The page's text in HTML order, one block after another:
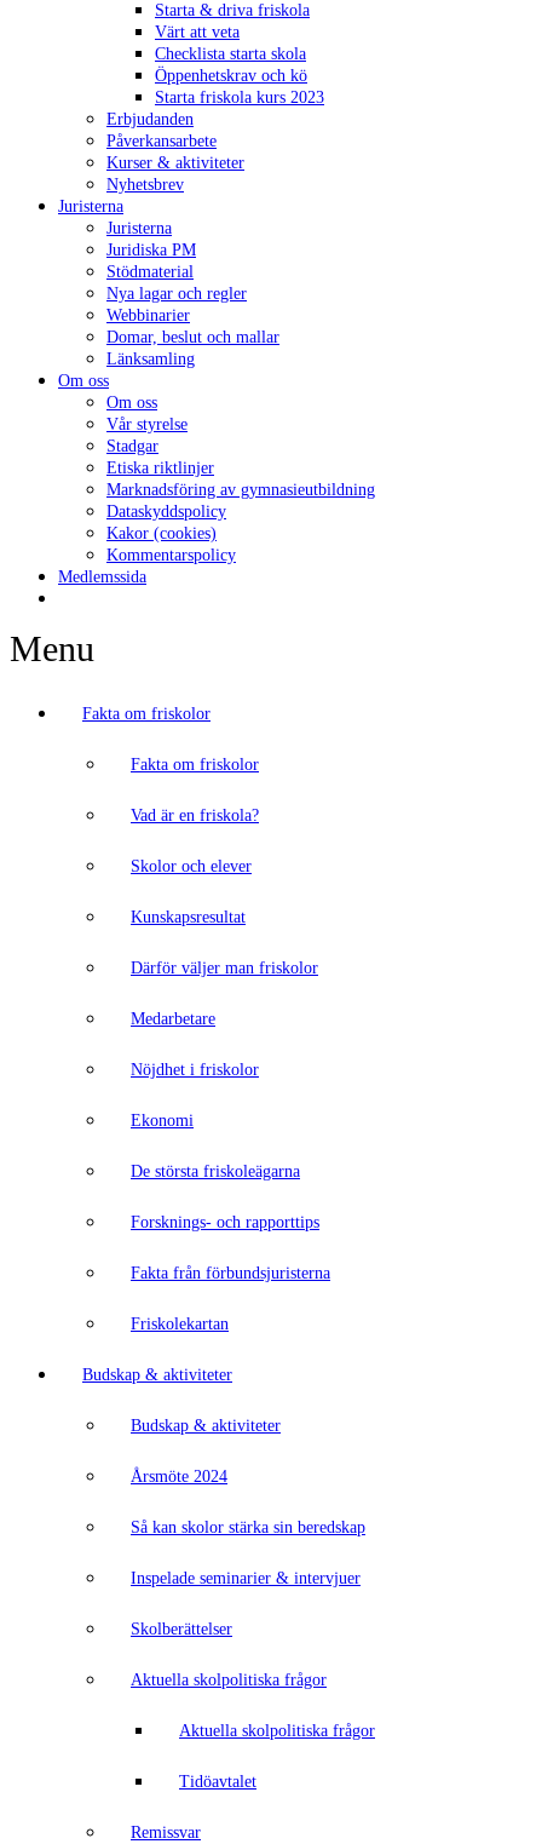
Starta & driva friskola
Värt att veta
Checklista starta skola
Öppenhetskrav och kö
Starta friskola kurs 2023
Erbjudanden
Påverkansarbete
Kurser & aktiviteter
Nyhetsbrev
Juristerna
Juristerna
Juridiska PM
Stödmaterial
Nya lagar och regler
Webbinarier
Domar, beslut och mallar
Länksamling
Om oss
Om oss
Vår styrelse
Stadgar
Etiska riktlinjer
Marknadsföring av gymnasieutbildning
Dataskyddspolicy
Kakor (cookies)
Kommentarspolicy
Medlemssida
Menu
Fakta om friskolor
Fakta om friskolor
Vad är en friskola?
Skolor och elever
Kunskapsresultat
Därför väljer man friskolor
Medarbetare
Nöjdhet i friskolor
Ekonomi
De största friskoleägarna
Forsknings- och rapporttips
Fakta från förbundsjuristerna
Friskolekartan
Budskap & aktiviteter
Budskap & aktiviteter
Årsmöte 2024
Så kan skolor stärka sin beredskap
Inspelade seminarier & intervjuer
Skolberättelser
Aktuella skolpolitiska frågor
Aktuella skolpolitiska frågor
Tidöavtalet
Remissvar